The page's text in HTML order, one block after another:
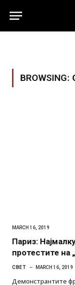
BROWSING:
MARCH 16, 2019
Париз:
протестите на
СВЕТ MARCH 16, 2019
Демонстрантите